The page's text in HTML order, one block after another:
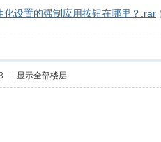
设置的强制应用按钮在哪里？.rar
显示全部楼层